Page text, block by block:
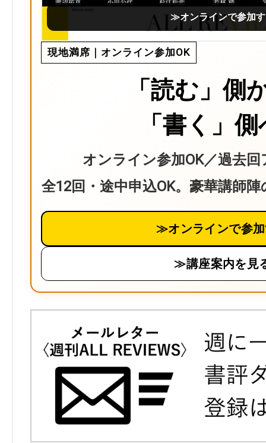
≫オンラインで参加
現地満席｜オンライン参加OK
「読む」側
「書く」
オンライン参加OK／過去
全12回・途中申込OK。豪華講師
≫オンラインで参
≫講座案内を見